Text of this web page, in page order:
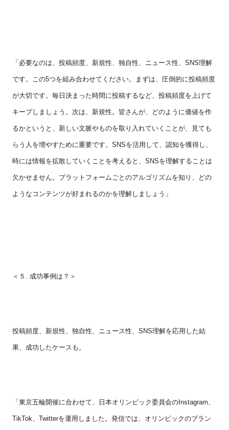
「必要なのは、投稿頻度、新規性、独自性、ニュース性、 SNS理解
です。この5つを組み合わせてください。まずは、圧倒的に投稿頻度
が大切です。毎日決まった時間に投稿するなど、投稿頻度を上げて
キープしましょう。次は、新規性。皆さんが、どのように価値を作
るかというと、新しい文脈やものを取り入れていくことが、見ても
らう人を増やすために重要です。 SNSを活用して、認知を獲得し、
時には情報を拡散していくことを考えると、 SNSを理解することは
欠かせません。プラットフォームごとのアルゴリズムを知り、どの
ようなコンテンツが好まれるのかを理解しましょう」
＜５. 成功事例は？＞
投稿頻度、新規性、独自性、ニュース性、 SNS理解を応用した結
果、成功したケースも。
「東京五輪開催に合わせて、日本オリンピック委員会のInstagram
TikTok Twitterを運用しました。発信では、オリンピックのブラン